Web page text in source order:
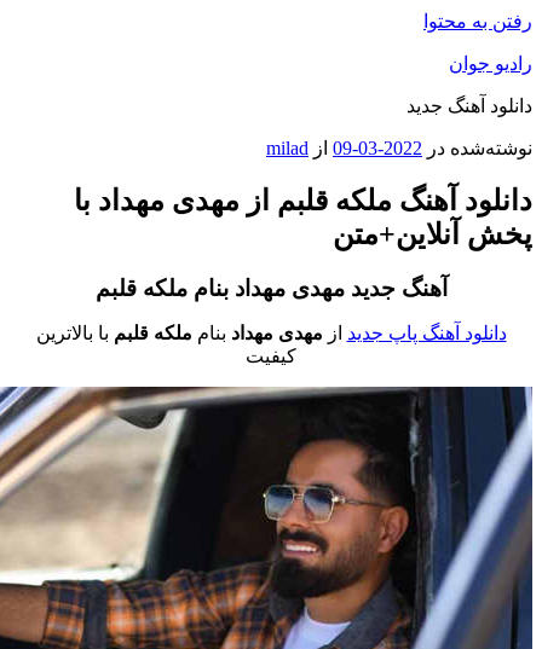
به محتوا
جوان
آهنگ جدید
در 2022-03-09 ازmilad
آهنگ ملکه قلبم از مهدی مهداد با
آنلاین+متن
آهنگ جدید مهدی مهداد بنامملکه قلبم
دانلود آهنگ پاپ جدیدازمهدی مهدادبنامملکه قلبمبا بالاترین
کیفیت